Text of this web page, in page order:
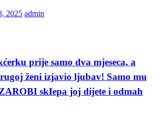
2025 admin
prije samo dva mjeseca, a
ženi izjavio ljubav! Samo mu
skIepa joj dijete i odmah